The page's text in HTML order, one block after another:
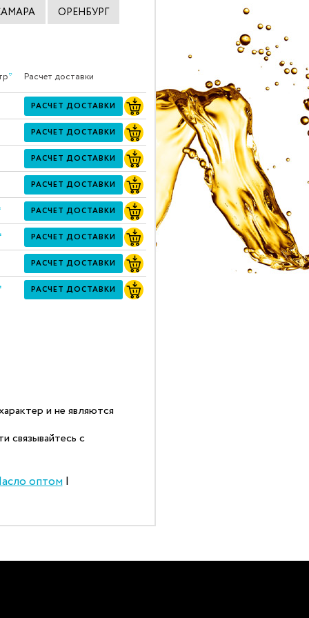
ОРЕНБУРГ
* Расчет доставки
РАСЧЕТ ДОСТАВКИ
РАСЧЕТ ДОСТАВКИ
РАСЧЕТ ДОСТАВКИ
РАСЧЕТ ДОСТАВКИ
РАСЧЕТ ДОСТАВКИ
РАСЧЕТ ДОСТАВКИ
РАСЧЕТ ДОСТАВКИ
РАСЧЕТ ДОСТАВКИ
и не являются
связывайтесь с
оптом|